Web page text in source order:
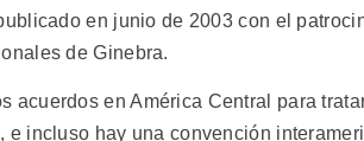
publicado en junio de 2003 con el
de Ginebra.
acuerdos en América Central para
e incluso hay una convención